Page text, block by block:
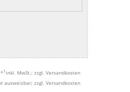
* 1 inkl. MwSt.; zzgl. Versandkosten
ausweisbar; zzgl. Versandkosten